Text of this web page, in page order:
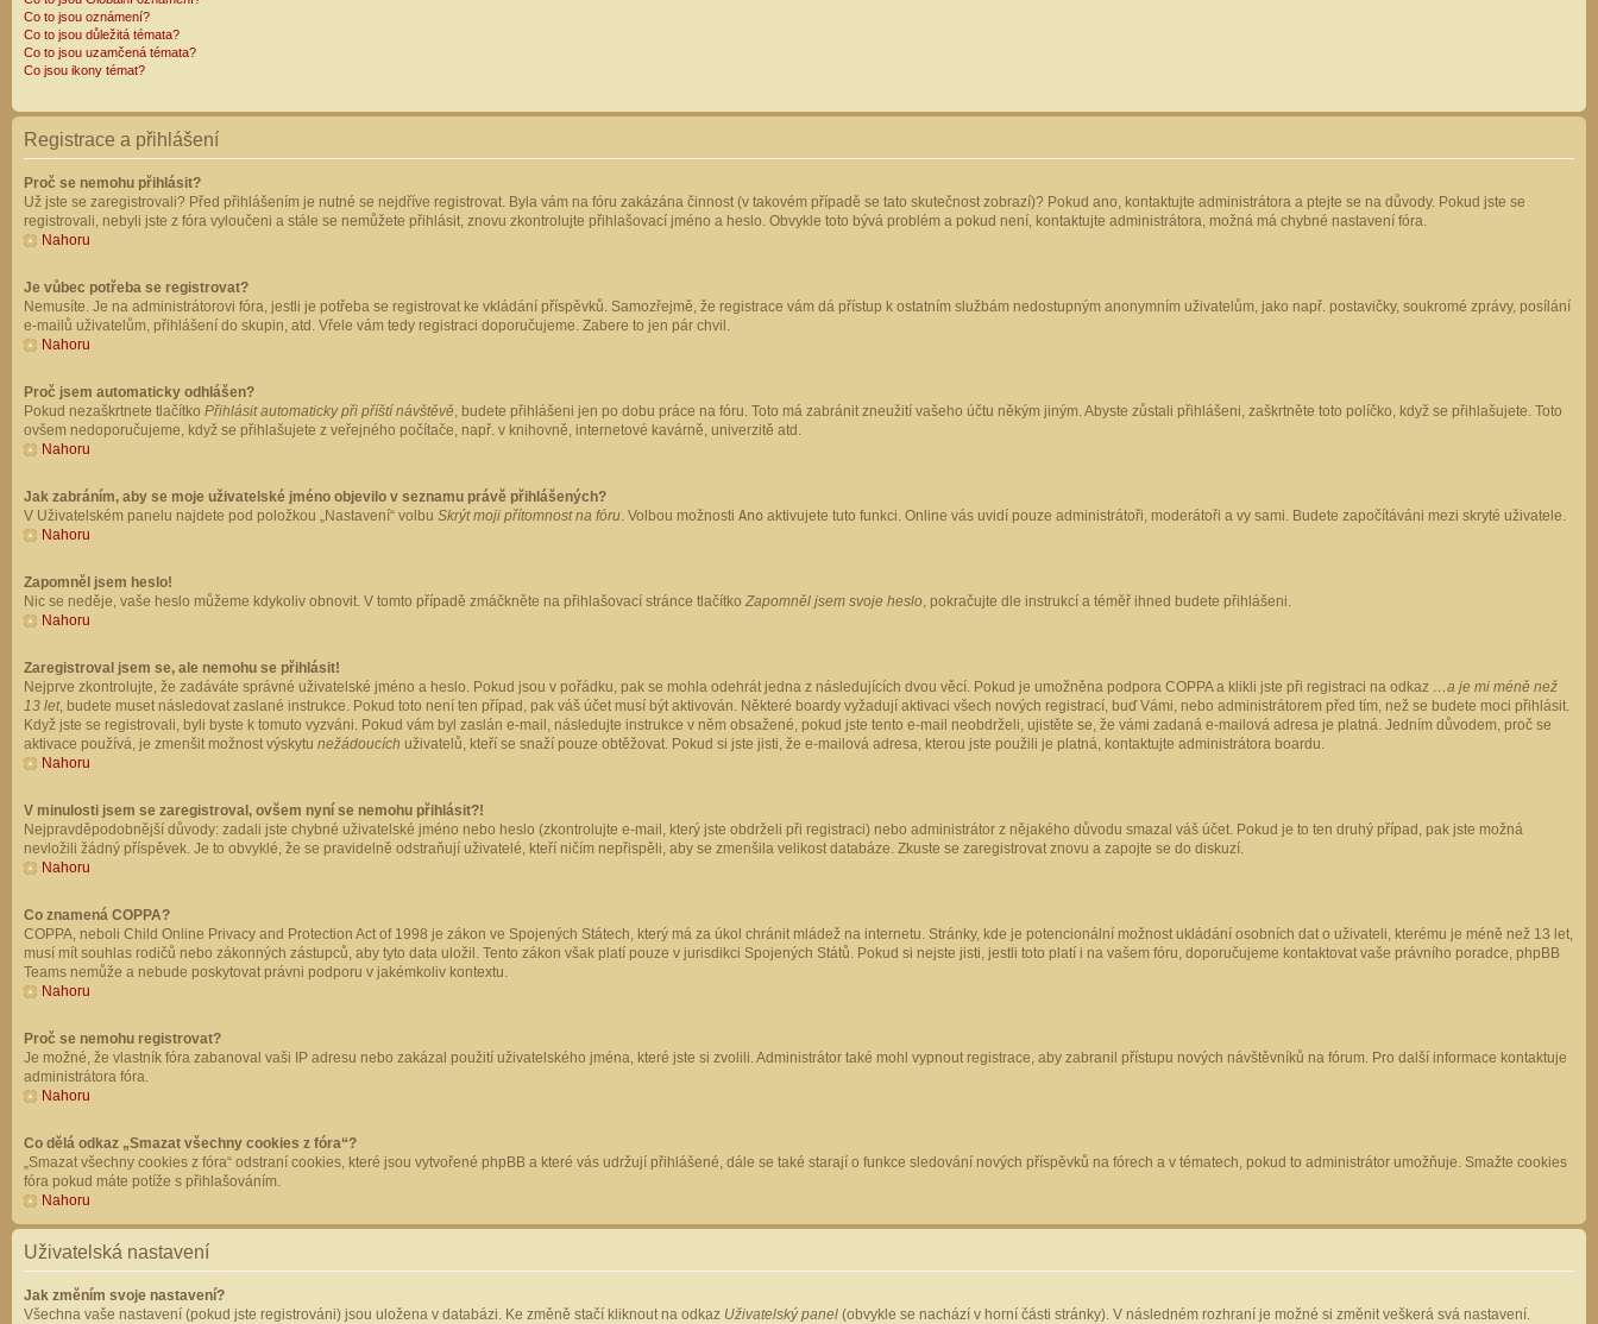
Co to jsou oznámení?
Co to jsou důležitá témata?
Co to jsou uzamčená témata?
Co jsou ikony témat?
Registrace a přihlášení
Proč se nemohu přihlásit?
Už jste se zaregistrovali? Před přihlášením je nutné se nejdříve registrovat. Byla vám na fóru zakázána činnost (v takovém případě se tato skutečnost zobrazí)? Pokud ano, kontaktujte administrátora a ptejte se na důvody. Pokud jste se
registrovali, nebyli jste z fóra vyloučeni a stále se nemůžete přihlásit, znovu zkontrolujte přihlašovací jméno a heslo. Obvykle toto bývá problém a pokud není, kontaktujte administrátora, možná má chybné nastavení fóra.
Nahoru
Je vůbec potřeba se registrovat?
Nemusíte. Je na administrátorovi fóra, jestli je potřeba se registrovat ke vkládání příspěvků. Samozřejmě, že registrace vám dá přístup k ostatním službám nedostupným anonymním uživatelům, jako např. postavičky, soukromé zprávy, posílání
e-mailů uživatelům, přihlášení do skupin, atd. Vřele vám tedy registraci doporučujeme. Zabere to jen pár chvil.
Nahoru
Proč jsem automaticky odhlášen?
Pokud nezaškrtnete tlačítko Přihlásit automaticky při příští návštěvě, budete přihlášeni jen po dobu práce na fóru. Toto má zabránit zneužití vašeho účtu někým jiným. Abyste zůstali přihlášeni, zaškrtněte toto políčko, když se přihlašujete. Toto
ovšem nedoporučujeme, když se přihlašujete z veřejného počítače, např. v knihovně, internetové kavárně, univerzitě atd.
Nahoru
Jak zabráním, aby se moje uživatelské jméno objevilo v seznamu právě přihlášených?
V Uživatelském panelu najdete pod položkou „Nastavení“ volbu Skrýt moji přítomnost na fóru. Volbou možnosti Ano aktivujete tuto funkci. Online vás uvidí pouze administrátoři, moderátoři a vy sami. Budete započítáváni mezi skryté uživatele.
Nahoru
Zapomněl jsem heslo!
Nic se neděje, vaše heslo můžeme kdykoliv obnovit. V tomto případě zmáčkněte na přihlašovací stránce tlačítko Zapomněl jsem svoje heslo, pokračujte dle instrukcí a téměř ihned budete přihlášeni.
Nahoru
Zaregistroval jsem se, ale nemohu se přihlásit!
Nejprve zkontrolujte, že zadáváte správné uživatelské jméno a heslo. Pokud jsou v pořádku, pak se mohla odehrát jedna z následujících dvou věcí. Pokud je umožněna podpora COPPA a klikli jste při registraci na odkaz …a je mi méně než
13 let, budete muset následovat zaslané instrukce. Pokud toto není ten případ, pak váš účet musí být aktivován. Některé boardy vyžadují aktivaci všech nových registrací, buď Vámi, nebo administrátorem před tím, než se budete moci přihlásit.
Když jste se registrovali, byli byste k tomuto vyzváni. Pokud vám byl zaslán e-mail, následujte instrukce v něm obsažené, pokud jste tento e-mail neobdrželi, ujistěte se, že vámi zadaná e-mailová adresa je platná. Jedním důvodem, proč se
aktivace používá, je zmenšit možnost výskytu nežádoucích uživatelů, kteří se snaží pouze obtěžovat. Pokud si jste jisti, že e-mailová adresa, kterou jste použili je platná, kontaktujte administrátora boardu.
Nahoru
V minulosti jsem se zaregistroval, ovšem nyní se nemohu přihlásit?!
Nejpravděpodobnější důvody: zadali jste chybné uživatelské jméno nebo heslo (zkontrolujte e-mail, který jste obdrželi při registraci) nebo administrátor z nějakého důvodu smazal váš účet. Pokud je to ten druhý případ, pak jste možná
nevložili žádný příspěvek. Je to obvyklé, že se pravidelně odstraňují uživatelé, kteří ničím nepřispěli, aby se zmenšila velikost databáze. Zkuste se zaregistrovat znovu a zapojte se do diskuzí.
Nahoru
Co znamená COPPA?
COPPA, neboli Child Online Privacy and Protection Act of 1998 je zákon ve Spojených Státech, který má za úkol chránit mládež na internetu. Stránky, kde je potencionální možnost ukládání osobních dat o uživateli, kterému je méně než 13 let,
musí mít souhlas rodičů nebo zákonných zástupců, aby tyto data uložil. Tento zákon však platí pouze v jurisdikci Spojených Států. Pokud si nejste jisti, jestli toto platí i na vašem fóru, doporučujeme kontaktovat vaše právního poradce, phpBB
Teams nemůže a nebude poskytovat právni podporu v jakémkoliv kontextu.
Nahoru
Proč se nemohu registrovat?
Je možné, že vlastník fóra zabanoval vaši IP adresu nebo zakázal použití uživatelského jména, které jste si zvolili. Administrátor také mohl vypnout registrace, aby zabranil přístupu nových návštěvníků na fórum. Pro další informace kontaktuje
administrátora fóra.
Nahoru
Co dělá odkaz „Smazat všechny cookies z fóra“?
„Smazat všechny cookies z fóra“ odstraní cookies, které jsou vytvořené phpBB a které vás udržují přihlášené, dále se také starají o funkce sledování nových příspěvků na fórech a v tématech, pokud to administrátor umožňuje. Smažte cookies
fóra pokud máte potíže s přihlašováním.
Nahoru
Uživatelská nastavení
Jak změním svoje nastavení?
Všechna vaše nastavení (pokud jste registrováni) jsou uložena v databázi. Ke změně stačí kliknout na odkaz Uživatelský panel (obvykle se nachází v horní části stránky). V následném rozhraní je možné si změnit veškerá svá nastavení.